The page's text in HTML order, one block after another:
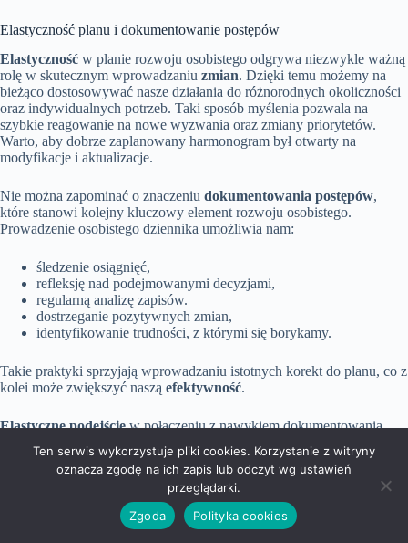
Elastyczność planu i dokumentowanie postępów
Elastyczność w planie rozwoju osobistego odgrywa niezwykle ważną
rolę w skutecznym wprowadzaniu zmian. Dzięki temu możemy na
bieżąco dostosowywać nasze działania do różnorodnych okoliczności
oraz indywidualnych potrzeb. Taki sposób myślenia pozwala na
szybkie reagowanie na nowe wyzwania oraz zmiany priorytetów.
Warto, aby dobrze zaplanowany harmonogram był otwarty na
modyfikacje i aktualizacje.
Nie można zapominać o znaczeniu dokumentowania postępów,
które stanowi kolejny kluczowy element rozwoju osobistego.
Prowadzenie osobistego dziennika umożliwia nam:
śledzenie osiągnięć,
refleksję nad podejmowanymi decyzjami,
regularną analizę zapisów.
dostrzeganie pozytywnych zmian,
identyfikowanie trudności, z którymi się borykamy.
Takie praktyki sprzyjają wprowadzaniu istotnych korekt do planu, co z
kolei może zwiększyć naszą efektywność.
Elastyczne podejściew połączeniu z nawykiem dokumentowania
widzimy konkretnerezultatywłasnej pracy, łatwiej jest nam utrzymać
chęć do działania. Co więcej,monitorowanie postępówotwiera
drzwi do nauki z własnych doświadczeń, co jest niezbędne w każdym
procesie rozwoju osobistego.
Ten serwis wykorzystuje pliki cookies. Korzystanie z witryny
oznacza zgodę na ich zapis lub odczyt wg ustawień
przeglądarki.
Zgoda
Polityka cookies